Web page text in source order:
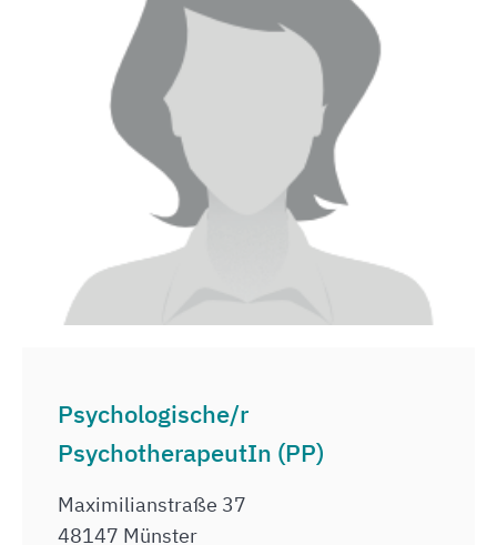
Psychologische/r
PsychotherapeutIn (PP)
Maximilianstraße 37
48147 Münster